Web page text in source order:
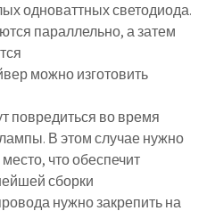
одноваттных светодиода.
параллельно, а затем
можно изготовить
повредиться во время
В этом случае нужно
что обеспечит
сборки
нужно закрепить на